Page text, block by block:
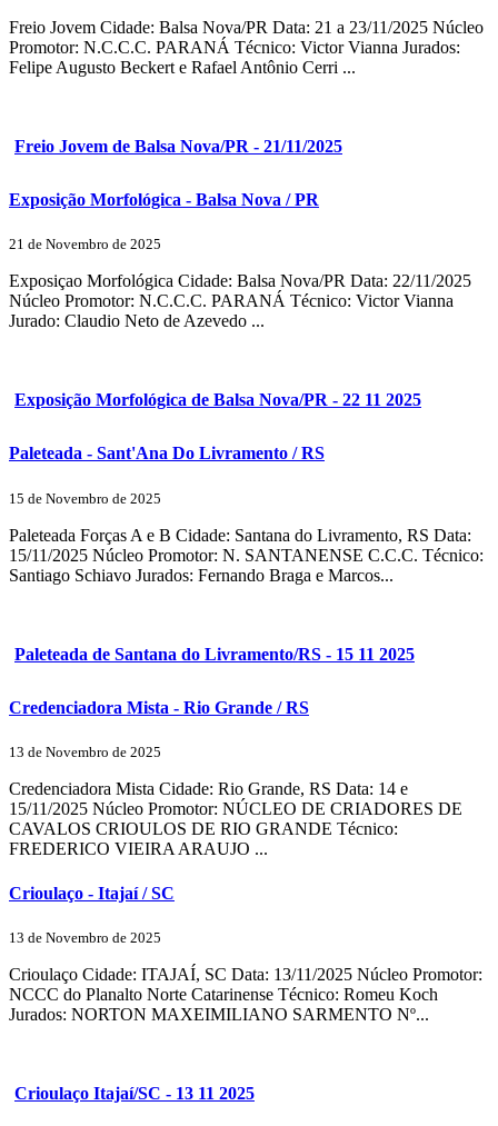
Freio Jovem Cidade: Balsa Nova/PR Data: 21 a 23/11/2025 Núcleo
Promotor: N.C.C.C. PARANÁ Técnico: Victor Vianna Jurados:
Felipe Augusto Beckert e Rafael Antônio Cerri ...
Freio Jovem de Balsa Nova/PR - 21/11/2025
Exposição Morfológica - Balsa Nova / PR
21 de Novembro de 2025
Exposiçao Morfológica Cidade: Balsa Nova/PR Data: 22/11/2025
Núcleo Promotor: N.C.C.C. PARANÁ Técnico: Victor Vianna
Jurado: Claudio Neto de Azevedo ...
Exposição Morfológica de Balsa Nova/PR - 22 11 2025
Paleteada - Sant'Ana Do Livramento / RS
15 de Novembro de 2025
Paleteada Forças A e B Cidade: Santana do Livramento, RS Data:
15/11/2025 Núcleo Promotor: N. SANTANENSE C.C.C. Técnico:
Santiago Schiavo Jurados: Fernando Braga e Marcos...
Paleteada de Santana do Livramento/RS - 15 11 2025
Credenciadora Mista - Rio Grande / RS
13 de Novembro de 2025
Credenciadora Mista Cidade: Rio Grande, RS Data: 14 e
15/11/2025 Núcleo Promotor: NÚCLEO DE CRIADORES DE
CAVALOS CRIOULOS DE RIO GRANDE Técnico:
FREDERICO VIEIRA ARAUJO ...
Crioulaço - Itajaí / SC
13 de Novembro de 2025
Crioulaço Cidade: ITAJAÍ, SC Data: 13/11/2025 Núcleo Promotor:
NCCC do Planalto Norte Catarinense Técnico: Romeu Koch
Jurados: NORTON MAXEIMILIANO SARMENTO Nº...
Crioulaço Itajaí/SC - 13 11 2025